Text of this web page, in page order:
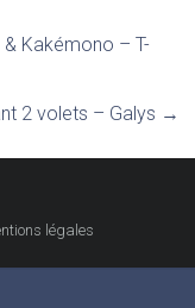
Kakémono – T-
2 volets – Galys →
légales